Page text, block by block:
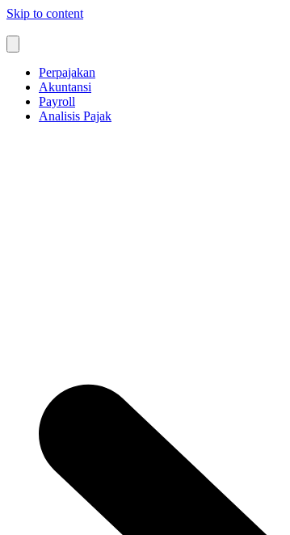
Skip to content
Perpajakan
Akuntansi
Payroll
Analisis Pajak